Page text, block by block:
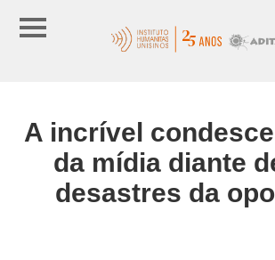
A incrível
da mídia diante
desastres da